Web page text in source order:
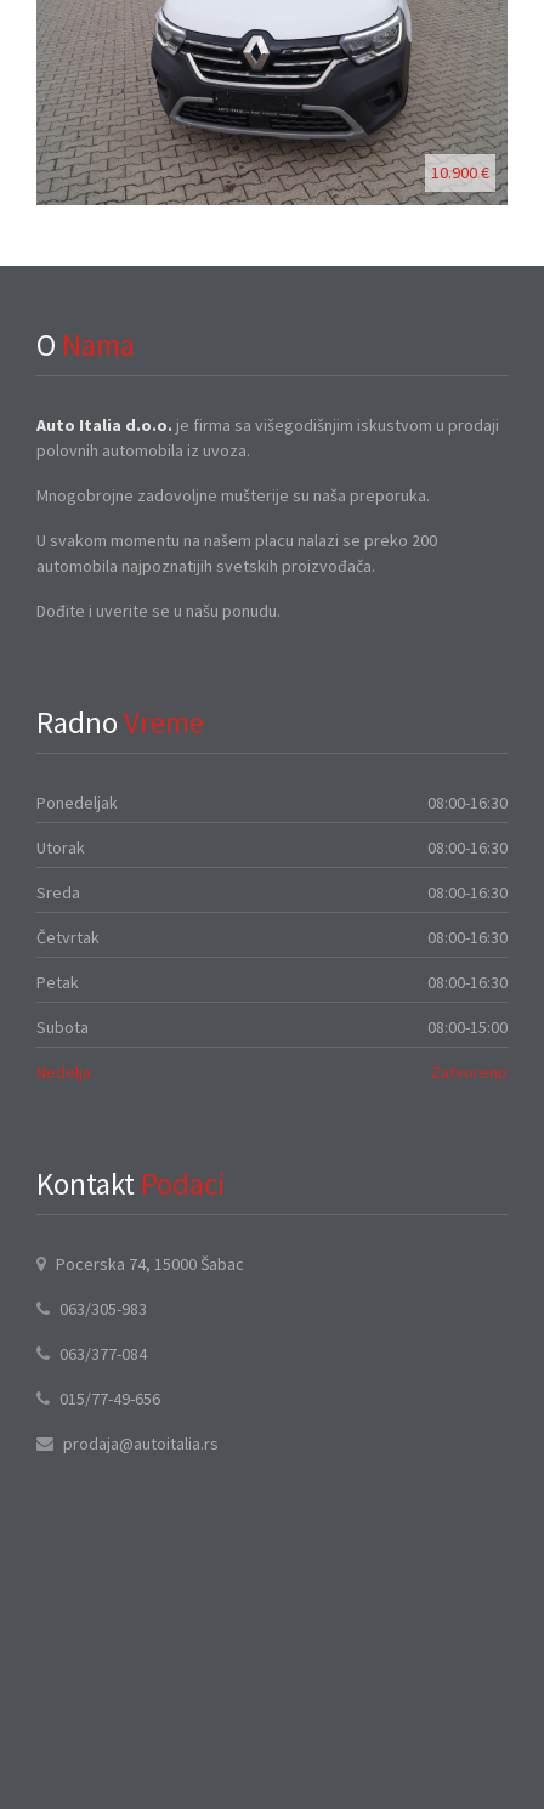
10.900 €
O Nama
Auto Italia d.o.o. je firma sa višegodišnjim iskustvom u prodaji
polovnih automobila iz uvoza.
Mnogobrojne zadovoljne mušterije su naša preporuka.
U svakom momentu na našem placu nalazi se preko 200
automobila najpoznatijih svetskih proizvođača.
Dođite i uverite se u našu ponudu.
RadnoVreme
Ponedeljak 08:00-16:30
Utorak 08:00-16:30
Sreda 08:00-16:30
Četvrtak 08:00-16:30
Petak 08:00-16:30
Subota 08:00-15:00
Nedelja Zatvoreno
Kontakt Podaci
Pocerska 74, 15000 Šabac
063/305-983
063/377-084
015/77-49-656
prodaja@autoitalia.rs